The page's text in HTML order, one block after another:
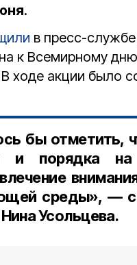
.
в пресс-службе
к Всемирному
В ходе акции было
бы отметить,
и порядка на
среды», —
Усольцева.